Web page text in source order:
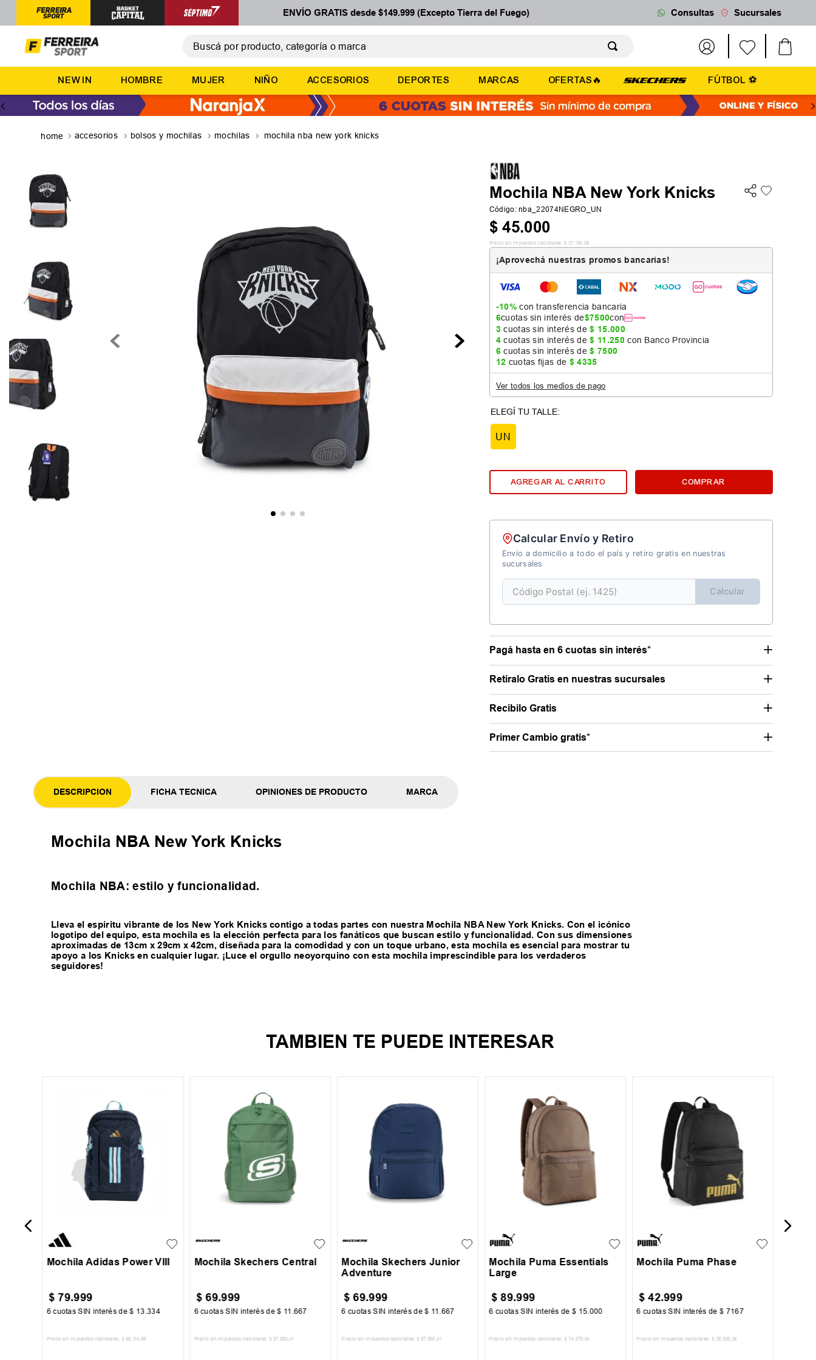
ENVÍO GRATIS desde $149.999 (Excepto Tierra del Fuego) Consultas Sucursales
TÉRMINOS MÁS BUSCADOS
2
zapatillas
3.
basquet
NEW IN HOMBRE MUJER NIÑO ACCESORIOS DEPORTES MARCAS OFERTAS🔥 FÚTBOL ⚽
accesorios bolsos y mochilas mochilas mochila nba new york knicks
Mochila NBA New York Knicks
Código:nba_22074NEGRO_UN
$ 45.000
Precio sin impuestos nacionales: $ 37. 190 ,08
¡Aprovechá nuestras promos bancarias!
-10%con transferencia bancaria
6cuotas sin interés de$7500con
3cuotas sin interés de$ 15.000
4cuotas sin interés de$ 11 .250 con Banco Provincia
6cuotas sin interés de$ 7500
12 cuotas fijas de $ 4335
Ver todos los medios de pago
UN
AGREGAR AL CARRITO COMPRAR
Calcular Envío y Retiro
Envío a domicilio a todo el país y retiro gratis en nuestras
sucursales
Calcular
Pagá hasta en 6 cuotas sin interés*
Retiralo Gratis en nuestras sucursales
Recibilo Gratis
Primer Cambio gratis*
DESCRIPCION FICHA TECNICA OPINIONES DE PRODUCTO MARCA
Mochila NBA New York Knicks
Mochila NBA: estilo y funcionalidad.
Lleva el espíritu vibrante de los New York Knicks contigo a todas partes con nuestra Mochila NBA New York Knicks. Con el icónico
logotipo del equipo, esta mochila es la elección perfecta para los fanáticos que buscan estilo y funcionalidad. Con sus dimensiones
aproximadas de 13cm x 29cm x 42cm, diseñada para la comodidad y con un toque urbano, esta mochila es esencial para mostrar tu
apoyo a los Knicks en cualquier lugar. ¡Luce el orgullo neoyorquino con esta mochila imprescindible para los verdaderos
seguidores!
TAMBIEN TE PUEDE INTERESAR
Mochila Adidas Power VIII
$ 79.999
6 cuotas SIN interés de$ 13.334
Precio sin impuestos nacionales: $ 66 114 ,88
Mochila Skechers Central
$ 69.999
6 cuotas SIN interés de$ 11 .667
Precio sin impuestos nacionales: $ 57 850 ,41
Mochila Skechers Junior
Adventure
$ 69.999
6 cuotas SIN interés de$ 11.667
Precio sin impuestos nacionales: $ 57 850 ,41
Mochila Puma Essentials
Large
$ 89.999
6 cuotas SIN interés de$ 15.000
Precio sin impuestos nacionales: $ 74 379 ,34
Mochila Puma Phase
$ 42.999
6 cuotas SIN interés de$ 7167
Precio sin impuestos nacionales: $ 35 536 ,36